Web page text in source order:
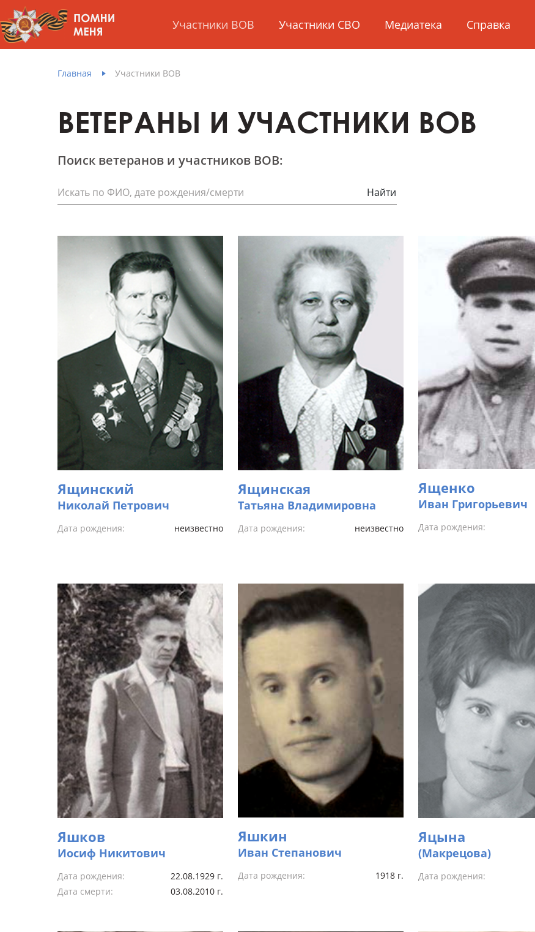
Участники ВОВ Участники СВО Медиатека Справка
Главная Участники ВОВ
ВЕТЕРАНЫ И УЧАСТНИКИ ВОВ
Поиск ветеранов и участников ВОВ:
Найти
Ящинский
Николай Петрович
Дата рождения: неизвестно
Ящинская
Татьяна Владимировна
Дата рождения: неизвестно
Ященко
Иван Григорьевич
Дата рождения:
Яшков
Иосиф Никитович
Дата рождения:
22.08.1929 г.
Дата смерти:
03.08.2010 г.
Яшкин
Иван Степанович
Дата рождения: 1918 г.
Яцына
(Макрецова)
Дата рождения: